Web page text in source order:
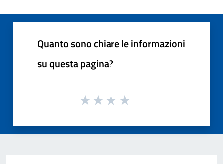
Quanto sono chiare le informazioni
su questa pagina?